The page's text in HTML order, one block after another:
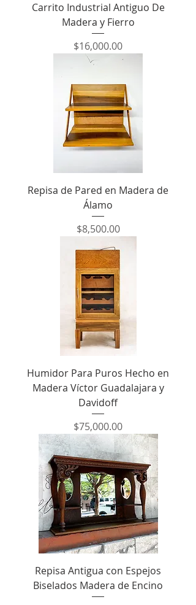
Carrito Industrial Antiguo De
Madera y Fierro
Precio
$16,000.00
Repisa de Pared en Madera de
Álamo
Precio
$8,500.00
Humidor Para Puros Hecho en
Madera Víctor Guadalajara y
Davidoff
Precio
$75,000.00
Repisa Antigua con Espejos
Biselados Madera de Encino